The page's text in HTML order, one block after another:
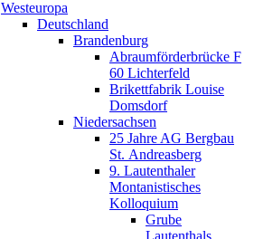
Westeuropa
Deutschland
Brandenburg
Abraumförderbrücke F
60 Lichterfeld
Brikettfabrik Louise
Domsdorf
Niedersachsen
25 Jahre AG Bergbau
St. Andreasberg
9. Lautenthaler
Montanistisches
Kolloquium
Grube
Lautenthals